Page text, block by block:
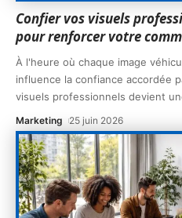
Confier vos visuels
pour renforcer votre
À l'heure où chaque image
influence la confiance accordée
visuels professionnels devient
Marketing 25 juin 2026